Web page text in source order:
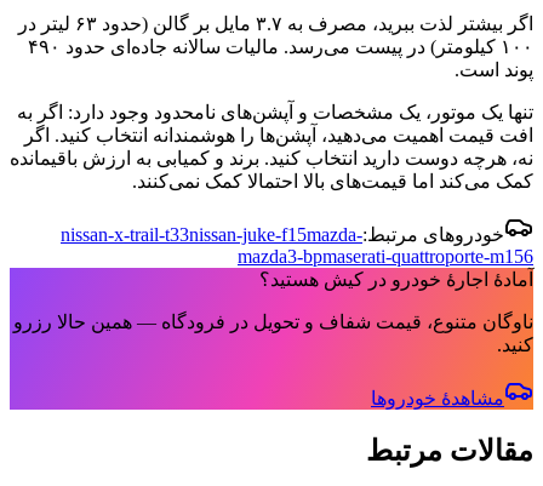
اگر بیشتر لذت ببرید، مصرف به ۳.۷ مایل بر گالن (حدود ۶۳ لیتر در
۱۰۰ کیلومتر) در پیست می‌رسد. مالیات سالانه جاده‌ای حدود ۴۹۰
پوند است.
تنها یک موتور، یک مشخصات و آپشن‌های نامحدود وجود دارد: اگر به
افت قیمت اهمیت می‌دهید، آپشن‌ها را هوشمندانه انتخاب کنید. اگر
نه، هرچه دوست دارید انتخاب کنید. برند و کمیابی به ارزش باقیمانده
کمک می‌کند اما قیمت‌های بالا احتمالا کمک نمی‌کنند.
خودروهای مرتبط: nissan-x-trail-t33nissan-juke-f15mazda-
mazda3-bpmaserati-quattroporte-m156
آمادهٔ اجارهٔ خودرو در کیش هستید؟
ناوگان متنوع، قیمت شفاف و تحویل در فرودگاه — همین حالا رزرو
کنید.
مشاهدهٔ خودروها
مقالات مرتبط